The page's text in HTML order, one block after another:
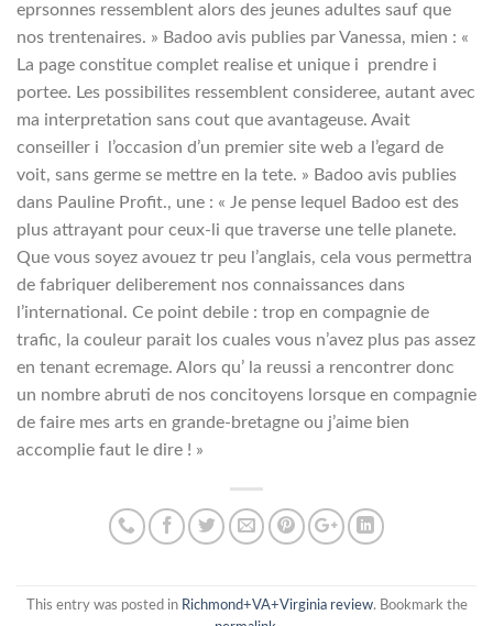
eprsonnes ressemblent alors des jeunes adultes sauf que
nos trentenaires. » Badoo avis publies par Vanessa, mien : «
La page constitue complet realise et unique i prendre i
portee. Les possibilites ressemblent consideree, autant avec
ma interpretation sans cout que avantageuse. Avait
conseiller i l’occasion d’un premier site web a l’egard de
voit, sans germe se mettre en la tete. » Badoo avis publies
dans Pauline Profit., une : « Je pense lequel Badoo est des
plus attrayant pour ceux-li que traverse une telle planete.
Que vous soyez avouez tr peu l’anglais, cela vous permettra
de fabriquer deliberement nos connaissances dans
l’international. Ce point debile : trop en compagnie de
trafic, la couleur parait los cuales vous n’avez plus pas assez
en tenant ecremage. Alors qu’ la reussi a rencontrer donc
un nombre abruti de nos concitoyens lorsque en compagnie
de faire mes arts en grande-bretagne ou j’aime bien
accomplie faut le dire ! »
This entry was posted in Richmond+VA+Virginia review. Bookmark the